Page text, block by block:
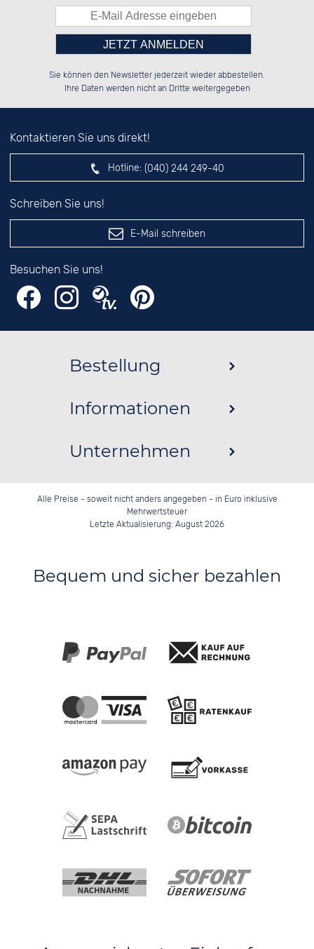
██░░░░░░░░████░░██░░██░░██░░██░░
██████░░░░░░██░░██████░░██████░░
██░░██░░░░░░██░░░░░░██░░██░░██░░
Bitte tragen Sie die Zahl in
das nebenstehende Feld ein.
Sie können den Newsletter jederzeit wieder abbestellen.
Ihre Daten werden nicht an Dritte weitergegeben
Kontaktieren Sie uns direkt!
Hotline: (040) 244 249-40
Schreiben Sie uns!
E-Mail schreiben
Besuchen Sie uns!
Bestellung
Informationen
Unternehmen
Alle Preise - soweit nicht anders angegeben - in Euro inklusive
Mehrwertsteuer
Letzte Aktualisierung: August 2026
Bequem und sicher bezahlen